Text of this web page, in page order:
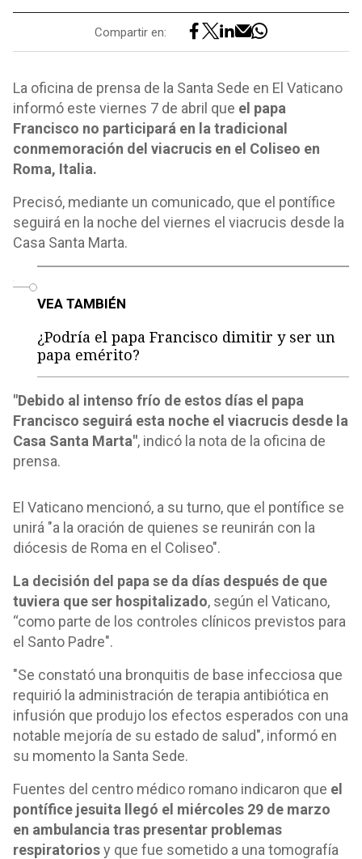
Compartir en:
La oficina de prensa de la Santa Sede en El Vaticano
informó este viernes 7 de abril que el papa
Francisco no participará en la tradicional
conmemoración del viacrucis en el Coliseo en
Roma, Italia.
Precisó, mediante un comunicado, que el pontífice
seguirá en la noche del viernes el viacrucis desde la
Casa Santa Marta.
VEA TAMBIÉN
¿Podría el papa Francisco dimitir y ser un
papa emérito?
"Debido al intenso frío de estos días el papa
Francisco seguirá esta noche el viacrucis desde la
Casa Santa Marta", indicó la nota de la oficina de
prensa.
El Vaticano mencionó, a su turno, que el pontífice se
unirá "a la oración de quienes se reunirán con la
diócesis de Roma en el Coliseo".
La decisión del papa se da días después de que
tuviera que ser hospitalizado, según el Vaticano,
“como parte de los controles clínicos previstos para
el Santo Padre".
"Se constató una bronquitis de base infecciosa que
requirió la administración de terapia antibiótica en
infusión que produjo los efectos esperados con una
notable mejoría de su estado de salud", informó en
su momento la Santa Sede.
Fuentes del centro médico romano indicaron que el
pontífice jesuita llegó el miércoles 29 de marzo
en ambulancia tras presentar problemas
respiratoriosy que fue sometido a una tomografía